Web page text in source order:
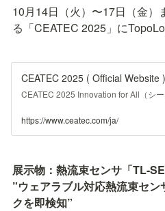
10月14日（火）〜17日（金）
る「CEATEC 2025」に
CEATEC 2025 ( Official Website )
CEATEC 2025 Innovation for All（シ
https://www.ceatec.com/ja/
展示物：熱流束センサ「TL-
”ウェアラブル対応熱流束セ
クを即検知”